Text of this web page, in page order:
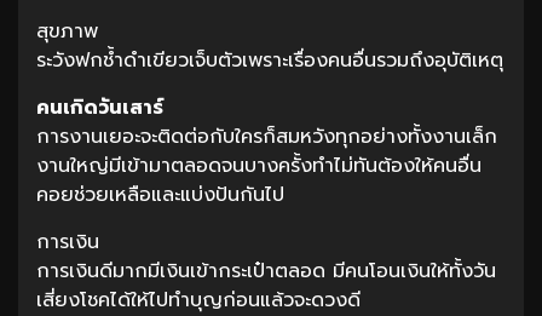
สุขภาพ
ระวังฟกช้ำดำเขียวเจ็บตัวเพราะเรื่องคนอื่นรวมถึงอุบัติเหตุ
คนเกิดวันเสาร์
การงานเยอะจะติดต่อกับใครก็สมหวังทุกอย่างทั้งงานเล็ก
งานใหญ่มีเข้ามาตลอดจนบางครั้งทำไม่ทันต้องให้คนอื่น
คอยช่วยเหลือและแบ่งปันกันไป
การเงิน
การเงินดีมากมีเงินเข้ากระเป๋าตลอด มีคนโอนเงินให้ทั้งวัน
เสี่ยงโชคได้ให้ไปทำบุญก่อนแล้วจะดวงดี